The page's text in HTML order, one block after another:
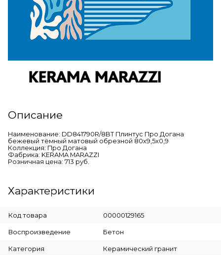
Описание
Наименование: DD841790R/8BT Плинтус Про Догана
бежевый тёмный матовый обрезной 80x9,5x0,9
Коллекция: Про Догана
Фабрика: KERAMA MARAZZI
Розничная цена: 713 руб.
Характеристики
Код товара 00000129165
Воспроизведение Бетон
Категория Керамический гранит